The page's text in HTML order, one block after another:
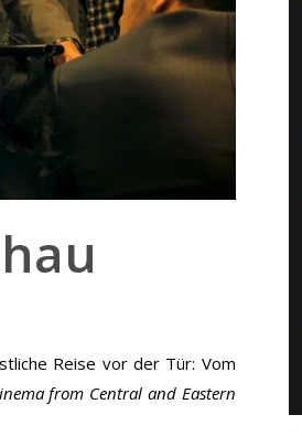
Reise vor der Tür: Vom
from Central and Eastern